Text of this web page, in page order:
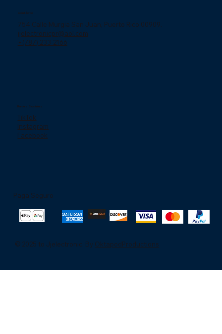
Contácto
754 Calle Murgia San Juan, Puerto Rico 00909.
jjelectronicpr@aol.com
+(787) 233-2166
Redes Sociales
TikTok
Instagram
Facebook
Paga Seguro
© 2025 to Jjelectronic. By OktapodProductions